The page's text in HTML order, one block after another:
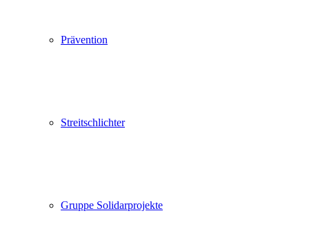
Prävention
Streitschlichter
Gruppe Solidarprojekte